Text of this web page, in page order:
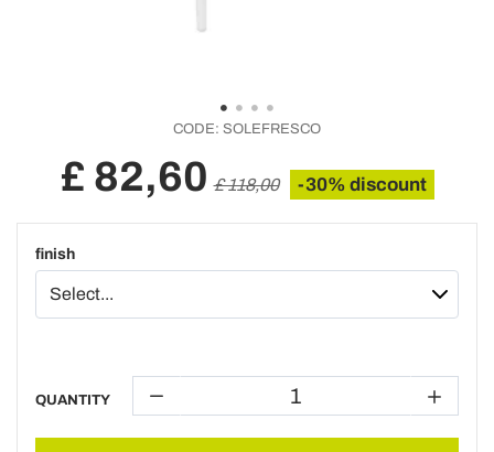
CODE: SOLEFRESCO
£ 82,60 £ 118,00 -30% discount
finish
QUANTITY